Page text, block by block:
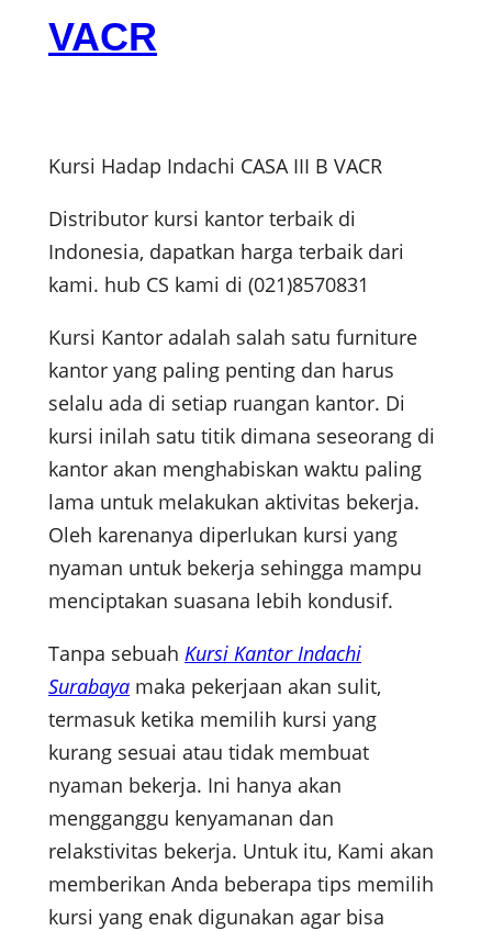
VACR
Kursi Hadap Indachi CASA III B VACR
Distributor kursi kantor terbaik di
Indonesia, dapatkan harga terbaik dari
kami. hub CS kami di (021)8570831
Kursi Kantor adalah salah satu furniture
kantor yang paling penting dan harus
selalu ada di setiap ruangan kantor. Di
kursi inilah satu titik dimana seseorang di
kantor akan menghabiskan waktu paling
lama untuk melakukan aktivitas bekerja.
Oleh karenanya diperlukan kursi yang
nyaman untuk bekerja sehingga mampu
menciptakan suasana lebih kondusif.
Tanpa sebuah Kursi Kantor Indachi
Surabaya maka pekerjaan akan sulit,
termasuk ketika memilih kursi yang
kurang sesuai atau tidak membuat
nyaman bekerja. Ini hanya akan
mengganggu kenyamanan dan
relakstivitas bekerja. Untuk itu, Kami akan
memberikan Anda beberapa tips memilih
kursi yang enak digunakan agar bisa